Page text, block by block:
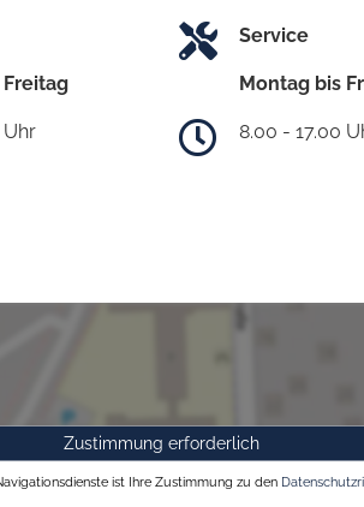
Uhr
Service
Montag bis
8.00 - 17.00
Zustimmung erforderlich
ist Ihre Zustimmung zu den